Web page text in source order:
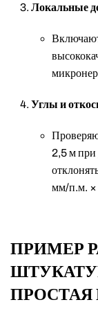
Локальные
Углы и
2,5 м при
мм/п.м. ×
ПРИМЕР